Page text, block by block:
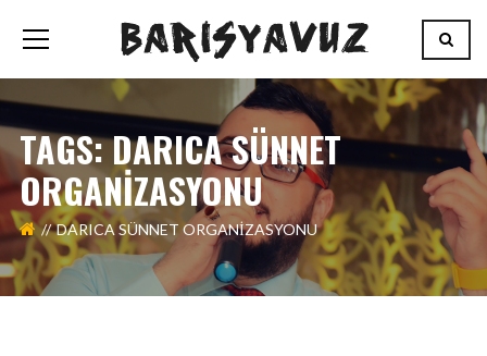
TAGS: DARICA SÜNNET
ORGANIZASYONU
DARICA SÜNNET ORGANIZASYONU